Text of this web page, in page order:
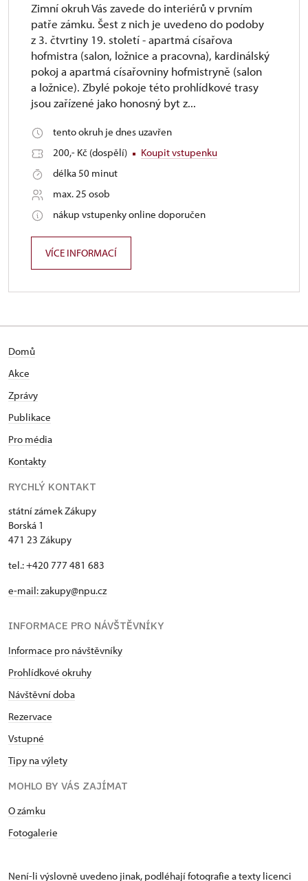
Zimní okruh Vás zavede do interiérů v prvním
patře zámku. Šest z nich je uvedeno do podoby
z 3. čtvrtiny 19. století - apartmá císařova
hofmistra (salon, ložnice a pracovna), kardinálský
pokoj a apartmá císařovniny hofmistryně (salon
a ložnice). Zbylé pokoje této prohlídkové trasy
jsou zařízené jako honosný byt z...
tento okruh je dnes uzavřen
200,- Kč (dospělí)
Koupit vstupenku
délka 50 minut
max. 25 osob
nákup vstupenky online doporučen
VÍCE INFORMACÍ
Domů
Akce
Zprávy
Publikace
Pro média
Kontakty
RYCHLÝ KONTAKT
státní zámek Zákupy
Borská 1
471 23 Zákupy
tel.: +420 777 481 683
e-mail: zakupy@npu.cz
INFORMACE PRO NÁVŠTĚVNÍKY
Informace pro návštěvníky
Prohlídkové okruhy
Návštěvní doba
Rezervace
Vstupné
Tipy na výlety
MOHLO BY VÁS ZAJÍMAT
O zámku
Fotogalerie
Není-li výslovně uvedeno jinak, podléhají fotografie a texty licenci